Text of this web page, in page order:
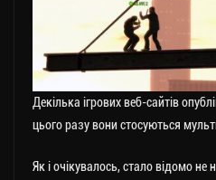
Декілька ігрових веб-сайтів
цього разу вони стосуються
Як і очікувалось, стало відомо не